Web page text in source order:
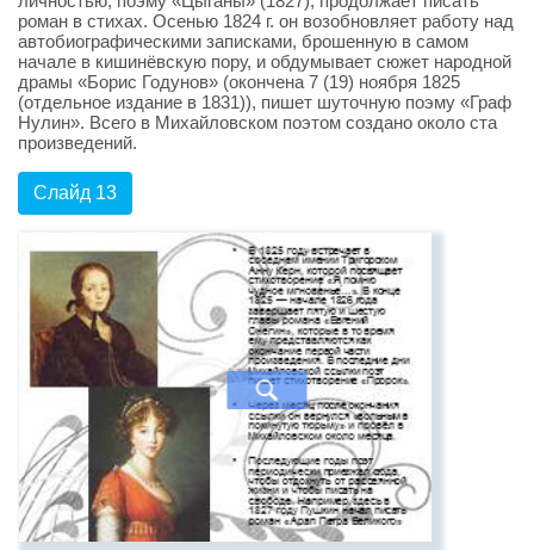
роман в стихах. Осенью 1824 г. он возобновляет работу над
автобиографическими записками, брошенную в самом
начале в кишинёвскую пору, и обдумывает сюжет народной
драмы «Борис Годунов» (окончена 7 (19) ноября 1825
(отдельное издание в 1831)), пишет шуточную поэму «Граф
Нулин». Всего в Михайловском поэтом создано около ста
произведений.
Слайд 13